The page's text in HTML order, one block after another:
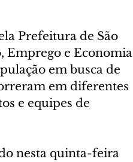
Prefeitura de São
Emprego e Economia
em busca de
em diferentes
e equipes de
nesta quinta-feira